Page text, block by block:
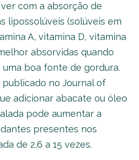
com a absorção de
lipossolúveis (solúveis em
A, vitamina D, vitamina
absorvidas quando
boa fonte de gordura.
no Journal of
adicionar abacate ou óleo
pode aumentar a
presentes nos
de 2,6 a 15 vezes.